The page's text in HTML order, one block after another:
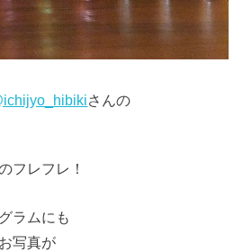
さんの
フレフレ！
ラムにも
写真が